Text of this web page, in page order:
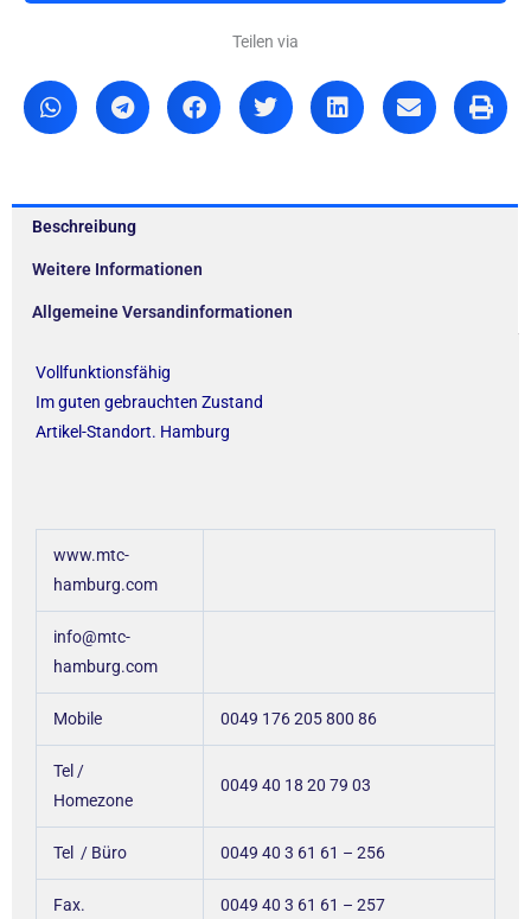
Teilen via
Beschreibung
Weitere Informationen
Allgemeine Versandinformationen
Vollfunktionsfähig
Im guten gebrauchten Zustand
Artikel-Standort. Hamburg
www.mtc-
hamburg.com
info@mtc-
hamburg.com
Mobile 0049 176 205 800 86
Tel /
Homezone
0049 40 18 20 79 03
Tel / Büro 0049 40 3 61 61 – 256
Fax. 0049 40 3 61 61 – 257